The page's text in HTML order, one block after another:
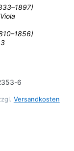
6
Versandkosten